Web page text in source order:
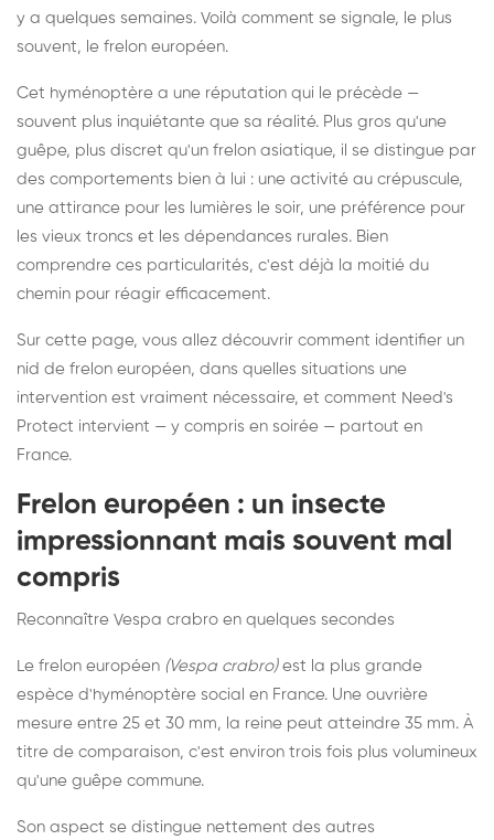
y a quelques semaines. Voilà comment se signale, le plus
souvent, le frelon européen.
Cet hyménoptère a une réputation qui le précède —
souvent plus inquiétante que sa réalité. Plus gros qu'une
guêpe, plus discret qu'un frelon asiatique, il se distingue par
des comportements bien à lui : une activité au crépuscule,
une attirance pour les lumières le soir, une préférence pour
les vieux troncs et les dépendances rurales. Bien
comprendre ces particularités, c'est déjà la moitié du
chemin pour réagir efficacement.
Sur cette page, vous allez découvrir comment identifier un
nid de frelon européen, dans quelles situations une
intervention est vraiment nécessaire, et comment Need's
Protect intervient — y compris en soirée — partout en
France.
Frelon européen : un insecte
impressionnant mais souvent mal
compris
Reconnaître Vespa crabro en quelques secondes
Le frelon européen (Vespa crabro)est la plus grande
espèce d'hyménoptère social en France. Une ouvrière
mesure entre 25 et 30 mm, la reine peut atteindre 35 mm. À
titre de comparaison, c'est environ trois fois plus volumineux
qu'une guêpe commune.
Son aspect se distingue nettement des autres